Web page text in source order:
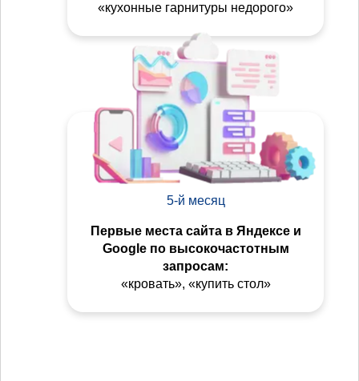
«кухонные гарнитуры недорого»
5-й месяц
Первые места сайта в Яндексе и
Google по высокочастотным
запросам:
«кровать», «купить стол»